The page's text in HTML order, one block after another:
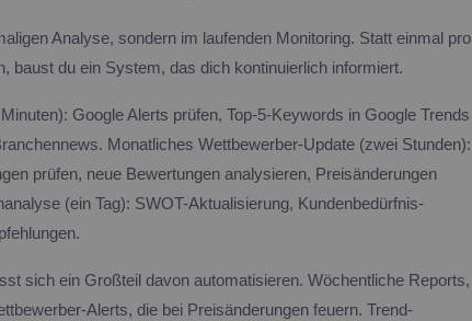
Analyse, sondern im laufenden Monitoring. Statt einmal pro
baust du ein System, das dich kontinuierlich informiert.
Google Alerts prüfen, Top-5-Keywords in Google Trends
Monatliches Wettbewerber-Update (zwei Stunden):
prüfen, neue Bewertungen analysieren, Preisänderungen
(ein Tag): SWOT-Aktualisierung, Kundenbedürfnis-
sich ein Großteil davon automatisieren. Wöchentliche Reports,
Alerts, die bei Preisänderungen feuern. Trend-